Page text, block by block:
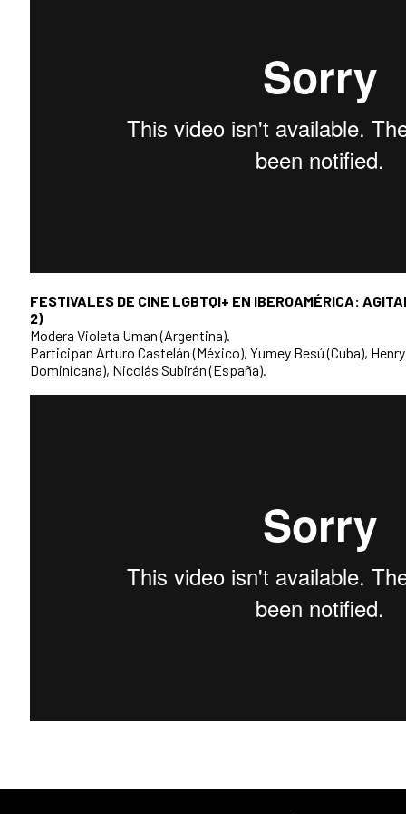
FESTIVALES DE CINE LGBTQI+ EN IBEROAMÉRICA:
2)
Modera Violeta Uman (Argentina).
Participan Arturo Castelán (México), Yumey Besú (Cuba),
Dominicana), Nicolás Subirán (España).